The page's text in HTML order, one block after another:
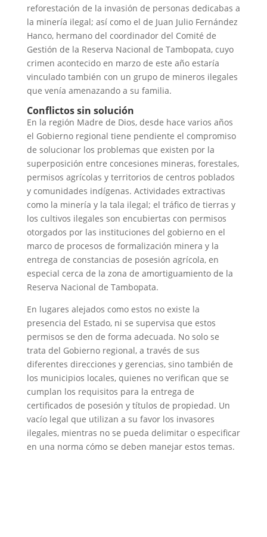
reforestación de la invasión de personas dedicabas a
la minería ilegal; así como el de Juan Julio Fernández
Hanco, hermano del coordinador del Comité de
Gestión de la Reserva Nacional de Tambopata, cuyo
crimen acontecido en marzo de este año estaría
vinculado también con un grupo de mineros ilegales
que venía amenazando a su familia.
Conflictos sin solución
En la región Madre de Dios, desde hace varios años
el Gobierno regional tiene pendiente el compromiso
de solucionar los problemas que existen por la
superposición entre concesiones mineras, forestales,
permisos agrícolas y territorios de centros poblados
y comunidades indígenas. Actividades extractivas
como la minería y la tala ilegal; el tráfico de tierras y
los cultivos ilegales son encubiertas con permisos
otorgados por las instituciones del gobierno en el
marco de procesos de formalización minera y la
entrega de constancias de posesión agrícola, en
especial cerca de la zona de amortiguamiento de la
Reserva Nacional de Tambopata.
En lugares alejados como estos no existe la
presencia del Estado, ni se supervisa que estos
permisos se den de forma adecuada. No solo se
trata del Gobierno regional, a través de sus
diferentes direcciones y gerencias, sino también de
los municipios locales, quienes no verifican que se
cumplan los requisitos para la entrega de
certificados de posesión y títulos de propiedad. Un
vacío legal que utilizan a su favor los invasores
ilegales, mientras no se pueda delimitar o especificar
en una norma cómo se deben manejar estos temas.